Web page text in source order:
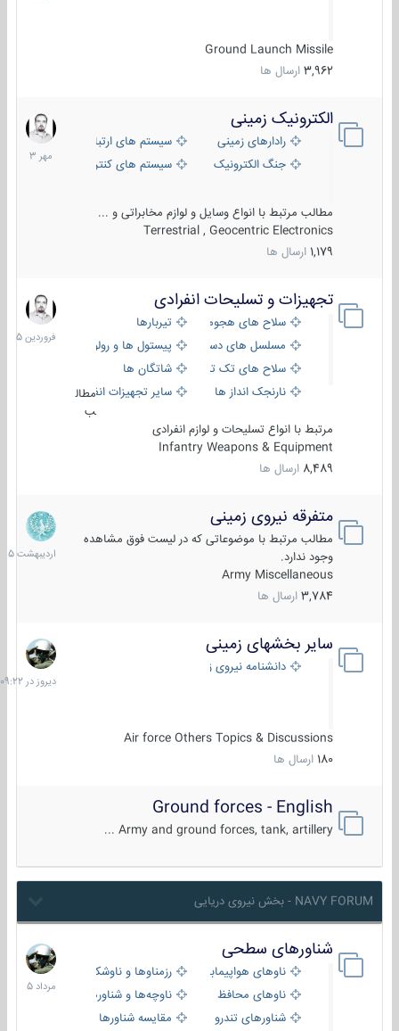
Ground Launch Missile
3,962 ارسال ها
الکترونیک زمینی
رادارهای زمینی
سیستم های ارتباطی و جمع آوری
جنگ الکترونیک
سیستم های کنترل آتش و تجهیزات
مطالب مرتبط با انواع وسایل و لوازم مخابراتی و ...
Terrestrial , Geocentric Electronics
1,179 ارسال ها
1
مهر
1403
تجهیزات و تسلیحات انفرادی
سلاح های هجومی
تیربارها
مسلسل های دستی
پیستول ها و رولورها
سلاح های تک تیر اندازیشاتگان ها
نارنجک انداز ها
سایر تجهیزات انفرادی
مطال
ب
مرتبط با انواع تسلیحات و لوازم انفرادی
Infantry Weapons & Equipment
8,489 ارسال ها
17
فروردین
1405
متفرقه نیروی زمینی
مطالب مرتبط با موضوعاتی که در لیست فوق مشاهده
وجود ندارد.
Army Miscellaneous
3,784 ارسال ها
27
1405
سایر بخشهای زمینی
دانشنامه نیروی زمینی
Air force Others Topics & Discussions
180 ارسال ها
دیروز
در
09:22
Ground forces - English
Army and ground forces, tank, artillery ...
NAVY FORUM - بخش نیروی دریایی
شناورهای سطحی
ناوهای هواپیمابر و بالگرد بررزمناوها و ناوشکن‌ها
ناوهای محافظ
ناوچه‌ها و شناورهای گشتی
شناورهای تندرو
مقایسه شناورها
2
مرداد
1405